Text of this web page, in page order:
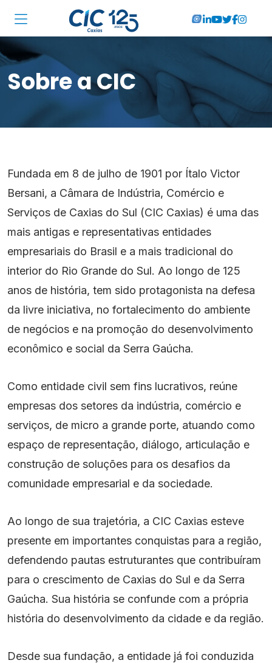
Institucional
Associadas
Soluções
RA CIC Caxias
Eventos
Notícias
Sobre a CIC
Fundada em 8 de julho de 1901 por Ítalo Victor
Bersani, a Câmara de Indústria, Comércio e
Serviços de Caxias do Sul (CIC Caxias) é uma das
mais antigas e representativas entidades
empresariais do Brasil e a mais tradicional do
interior do Rio Grande do Sul. Ao longo de 125
anos de história, tem sido protagonista na defesa
da livre iniciativa, no fortalecimento do ambiente
de negócios e na promoção do desenvolvimento
econômico e social da Serra Gaúcha.
Como entidade civil sem fins lucrativos, reúne
empresas dos setores da indústria, comércio e
serviços, de micro a grande porte, atuando como
espaço de representação, diálogo, articulação e
construção de soluções para os desafios da
comunidade empresarial e da sociedade.
Ao longo de sua trajetória, a CIC Caxias esteve
presente em importantes conquistas para a região,
defendendo pautas estruturantes que contribuíram
para o crescimento de Caxias do Sul e da Serra
Gaúcha. Sua história se confunde com a própria
história do desenvolvimento da cidade e da região.
Desde sua fundação, a entidade já foi conduzida